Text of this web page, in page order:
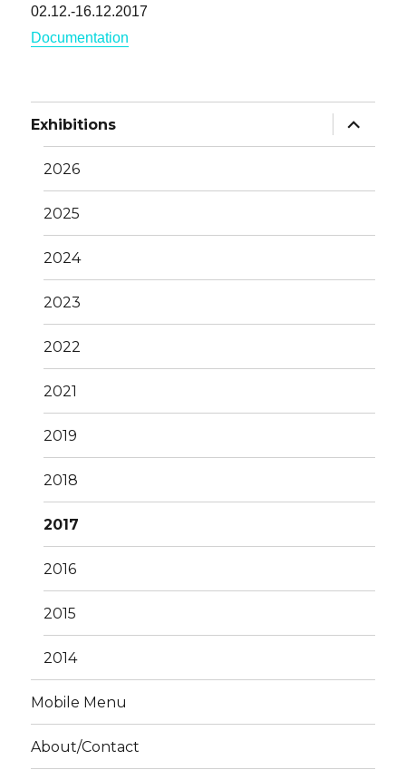
02.12.-16.12.2017
Documentation
Exhibitions
2026
2025
2024
2023
2022
2021
2019
2018
2017
2016
2015
2014
Mobile Menu
About/Contact